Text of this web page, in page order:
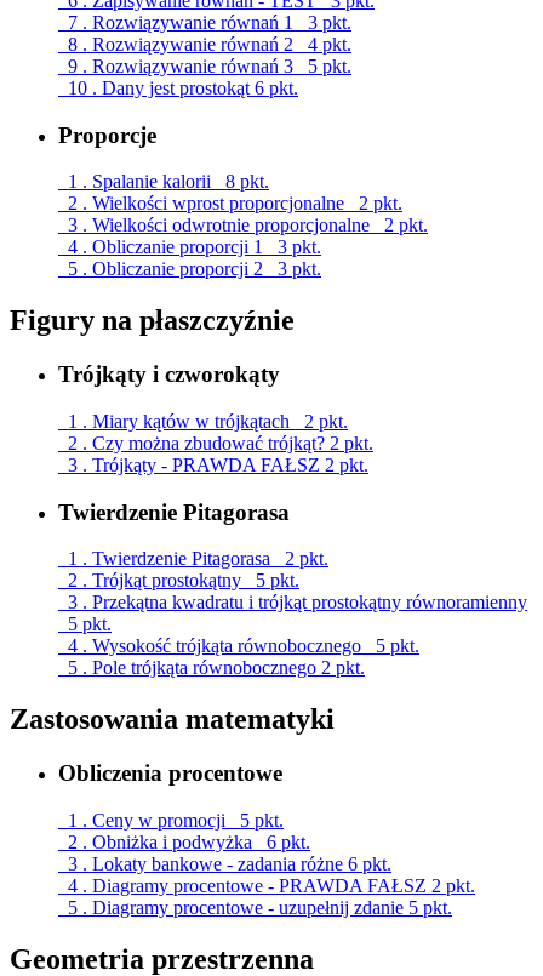
7 . Rozwiązywanie równań 1
3 pkt.
8 . Rozwiązywanie równań 2
4 pkt.
9 . Rozwiązywanie równań 3
5 pkt.
10 . Dany jest prostokąt 6 pkt.
Proporcje
1 . Spalanie kalorii
8 pkt.
2 . Wielkości wprost proporcjonalne
2 pkt.
3 . Wielkości odwrotnie proporcjonalne
2 pkt.
4 . Obliczanie proporcji 1
3 pkt.
5 . Obliczanie proporcji 2
3 pkt.
Figury na płaszczyźnie
Trójkąty i czworokąty
1 . Miary kątów w trójkątach
2 pkt.
2 . Czy można zbudować trójkąt? 2 pkt.
3 . Trójkąty - PRAWDA FAŁSZ 2 pkt.
Twierdzenie Pitagorasa
1 . Twierdzenie Pitagorasa
2 pkt.
2 . Trójkąt prostokątny
5 pkt.
3 . Przekątna kwadratu i trójkąt prostokątny równoramienny
5 pkt.
4 . Wysokość trójkąta równobocznego
5 pkt.
5 . Pole trójkąta równobocznego 2 pkt.
Zastosowania matematyki
Obliczenia procentowe
1 . Ceny w promocji
5 pkt.
2 . Obniżka i podwyżka
6 pkt.
3 . Lokaty bankowe - zadania różne 6 pkt.
4 . Diagramy procentowe - PRAWDA FAŁSZ 2 pkt.
5 . Diagramy procentowe - uzupełnij zdanie 5 pkt.
Geometria przestrzenna